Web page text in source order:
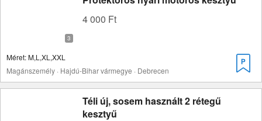
4 000 Ft
Méret: M,L,XL,XXL
Magánszemély · Hajdú-Bihar vármegye · Debrecen
Téli új, sosem használt 2 rétegű
kesztyű